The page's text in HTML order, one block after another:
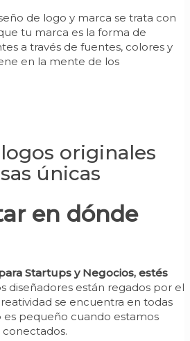
de logo y marca se trata con
tu marca es la forma de
a través de fuentes, colores y
en la mente de los
originales
únicas
en dónde
Startups y Negocios, estés
diseñadores están regados por el
se encuentra en todas
es pequeño cuando estamos
conectados.